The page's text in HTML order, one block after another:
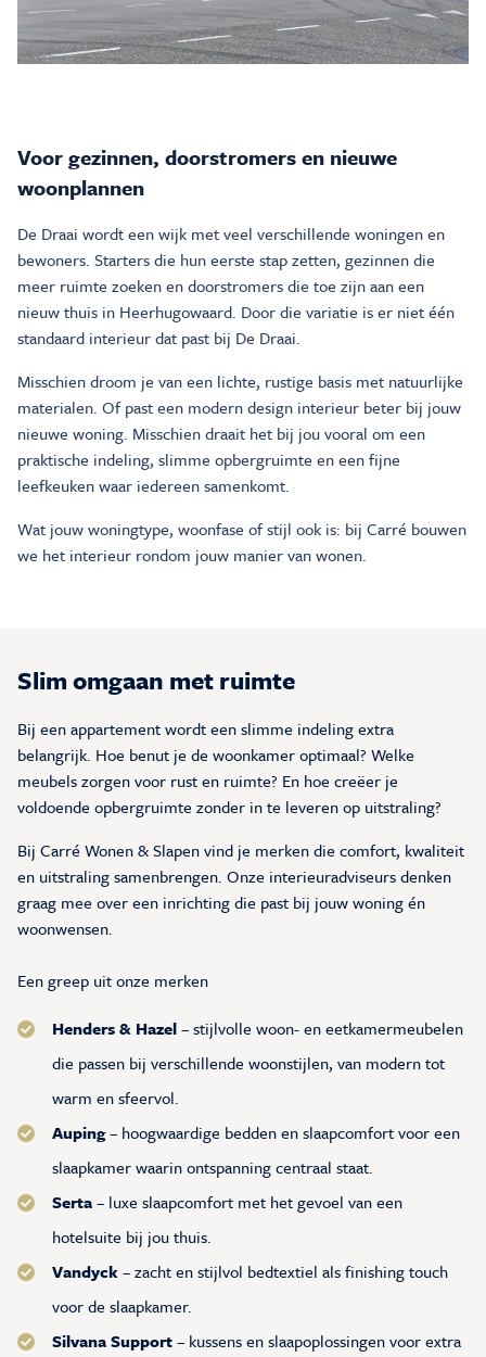
Voor gezinnen, doorstromers en nieuwe
woonplannen
De Draai wordt een wijk met veel verschillende woningen en
bewoners. Starters die hun eerste stap zetten, gezinnen die
meer ruimte zoeken en doorstromers die toe zijn aan een
nieuw thuis in Heerhugowaard. Door die variatie is er niet één
standaard interieur dat past bij De Draai.
Misschien droom je van een lichte, rustige basis met natuurlijke
materialen. Of past een modern design interieur beter bij jouw
nieuwe woning. Misschien draait het bij jou vooral om een
praktische indeling, slimme opbergruimte en een fijne
leefkeuken waar iedereen samenkomt.
Wat jouw woningtype, woonfase of stijl ook is: bij Carré bouwen
we het interieur rondom jouw manier van wonen.
Slim omgaan met ruimte
Bij een appartement wordt een slimme indeling extra
belangrijk. Hoe benut je de woonkamer optimaal? Welke
meubels zorgen voor rust en ruimte? En hoe creëer je
voldoende opbergruimte zonder in te leveren op uitstraling?
Bij Carré Wonen & Slapen vind je merken die comfort, kwaliteit
en uitstraling samenbrengen. Onze interieuradviseurs denken
graag mee over een inrichting die past bij jouw woning én
woonwensen.
Een greep uit onze merken
Henders & Hazel– stijlvolle woon- en eetkamermeubelen
die passen bij verschillende woonstijlen, van modern tot
warm en sfeervol.
Auping– hoogwaardige bedden en slaapcomfort voor een
slaapkamer waarin ontspanning centraal staat.
Serta– luxe slaapcomfort met het gevoel van een
hotelsuite bij jou thuis.
Vandyck– zacht en stijlvol bedtextiel als finishing touch
voor de slaapkamer.
Silvana Support– kussens en slaapoplossingen voor extra